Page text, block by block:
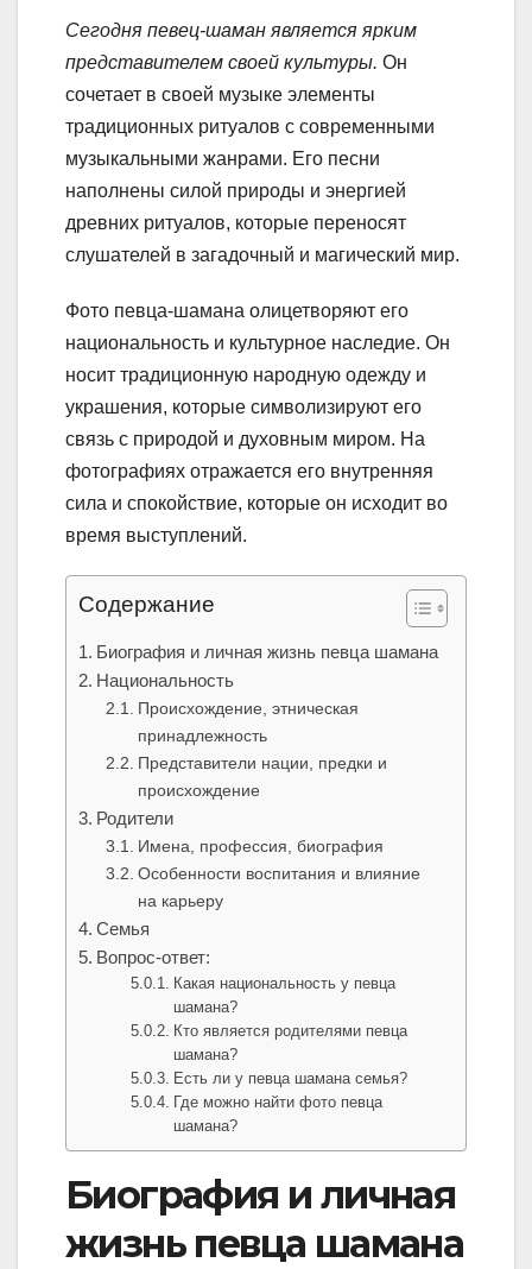
Сегодня певец-шаман является ярким
представителем своей культуры. Он
сочетает в своей музыке элементы
традиционных ритуалов с современными
музыкальными жанрами. Его песни
наполнены силой природы и энергией
древних ритуалов, которые переносят
слушателей в загадочный и магический мир.
Фото певца-шамана олицетворяют его
национальность и культурное наследие. Он
носит традиционную народную одежду и
украшения, которые символизируют его
связь с природой и духовным миром. На
фотографиях отражается его внутренняя
сила и спокойствие, которые он исходит во
время выступлений.
Содержание
Биография и личная жизнь певца шамана
Национальность
Происхождение, этническая
принадлежность
Представители нации, предки и
происхождение
Родители
Имена, профессия, биография
Особенности воспитания и влияние
на карьеру
Семья
Вопрос-ответ:
Какая национальность у певца
шамана?
Кто является родителями певца
шамана?
Есть ли у певца шамана семья?
Где можно найти фото певца
шамана?
Биография и личная
жизнь певца шамана